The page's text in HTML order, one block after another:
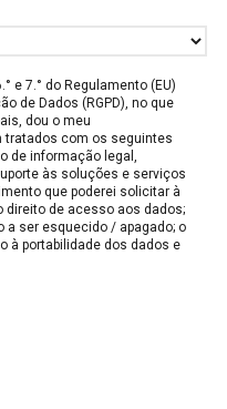
e 7.° do Regulamento (EU)
de Dados (RGPD), no que
dou o meu
com os seguintes
de informação legal,
às soluções e serviços
que poderei solicitar à
direito de acesso aos dados;
a ser esquecido / apagado; o
à portabilidade dos dados e